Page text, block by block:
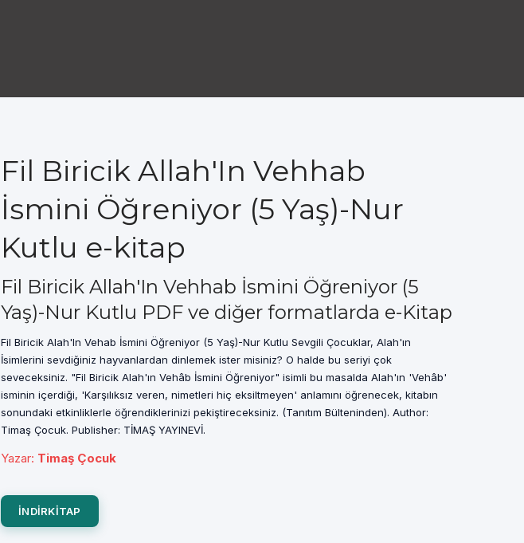
Fil Biricik Allah'In Vehhab
İsmini Öğreniyor (5 Yaş)-Nur
Kutlu e-kitap
Fil Biricik Allah'In Vehhab İsmini Öğreniyor (5
Yaş)-Nur Kutlu PDF ve diğer formatlarda e-Kitap
Fil Biricik Alah'In Vehab İsmini Öğreniyor (5 Yaş)-Nur Kutlu Sevgili Çocuklar, Alah'ın
İsimlerini sevdiğiniz hayvanlardan dinlemek ister misiniz? O halde bu seriyi çok
seveceksiniz. "Fil Biricik Alah'ın Vehâb İsmini Öğreniyor" isimli bu masalda Alah'ın 'Vehâb'
isminin içerdiği, 'Karşılıksız veren, nimetleri hiç eksiltmeyen' anlamını öğrenecek, kitabın
sonundaki etkinliklerle öğrendiklerinizi pekiştireceksiniz. (Tanıtım Bülteninden). Author:
Timaş Çocuk. Publisher: TİMAŞ YAYINEVİ.
Yazar: Timaş Çocuk
INDIRKITAP